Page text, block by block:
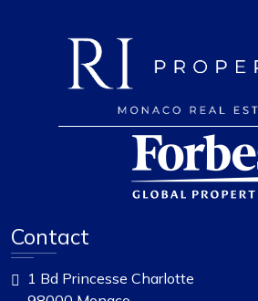
Contact
1 Bd Princesse Charlotte